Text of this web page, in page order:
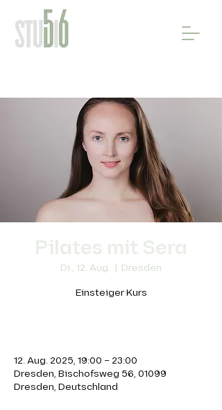
Pilates mit Sera
Di., 12. Aug.
  |
Dresden
Einsteiger Kurs
12. Aug. 2025, 19:00 – 23:00
Dresden, Bischofsweg 56, 01099
Dresden, Deutschland